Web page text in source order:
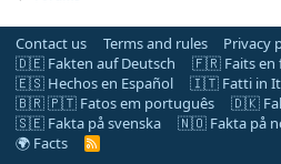
Contact us Terms and rules Privacy
🇩🇪 Fakten auf Deutsch
🇫🇷 Faits en
🇪🇸 Hechos en Español
🇮🇹 Fatti in
🇧🇷 🇵🇹 Fatos em português
🇩🇰
🇸🇪 Fakta på svenska
🇳🇴 Fakta på
🌍 Facts
R